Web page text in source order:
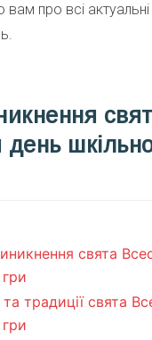
про всі актуальні
день
свята
гри
традиції свята
гри